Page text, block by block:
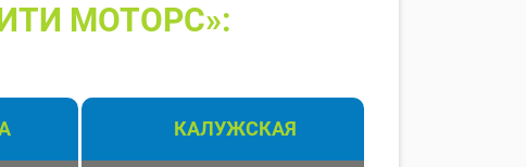
МОТОРС»:
КАЛУЖСКАЯ